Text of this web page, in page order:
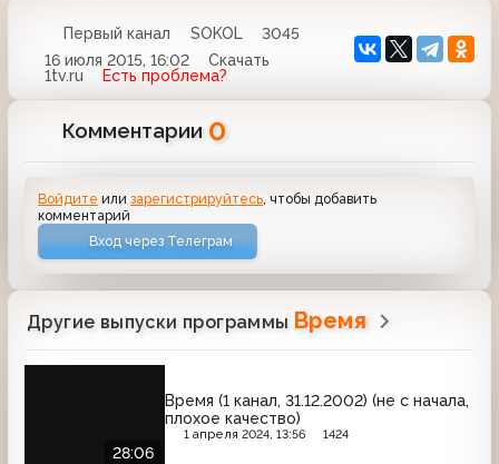
Первый канал SOKOL
3045
16 июля 2015, 16:02
Скачать
1tv.ru
Есть проблема?
Комментарии 0
Войдите илизарегистрируйтесь, чтобы добавить
комментарий
Вход через Телеграм
Другие выпуски программы Время
28:06
Время (1 канал, 31.12.2002) (не с начала,
плохое качество)
1 апреля 2024, 13:56 1424